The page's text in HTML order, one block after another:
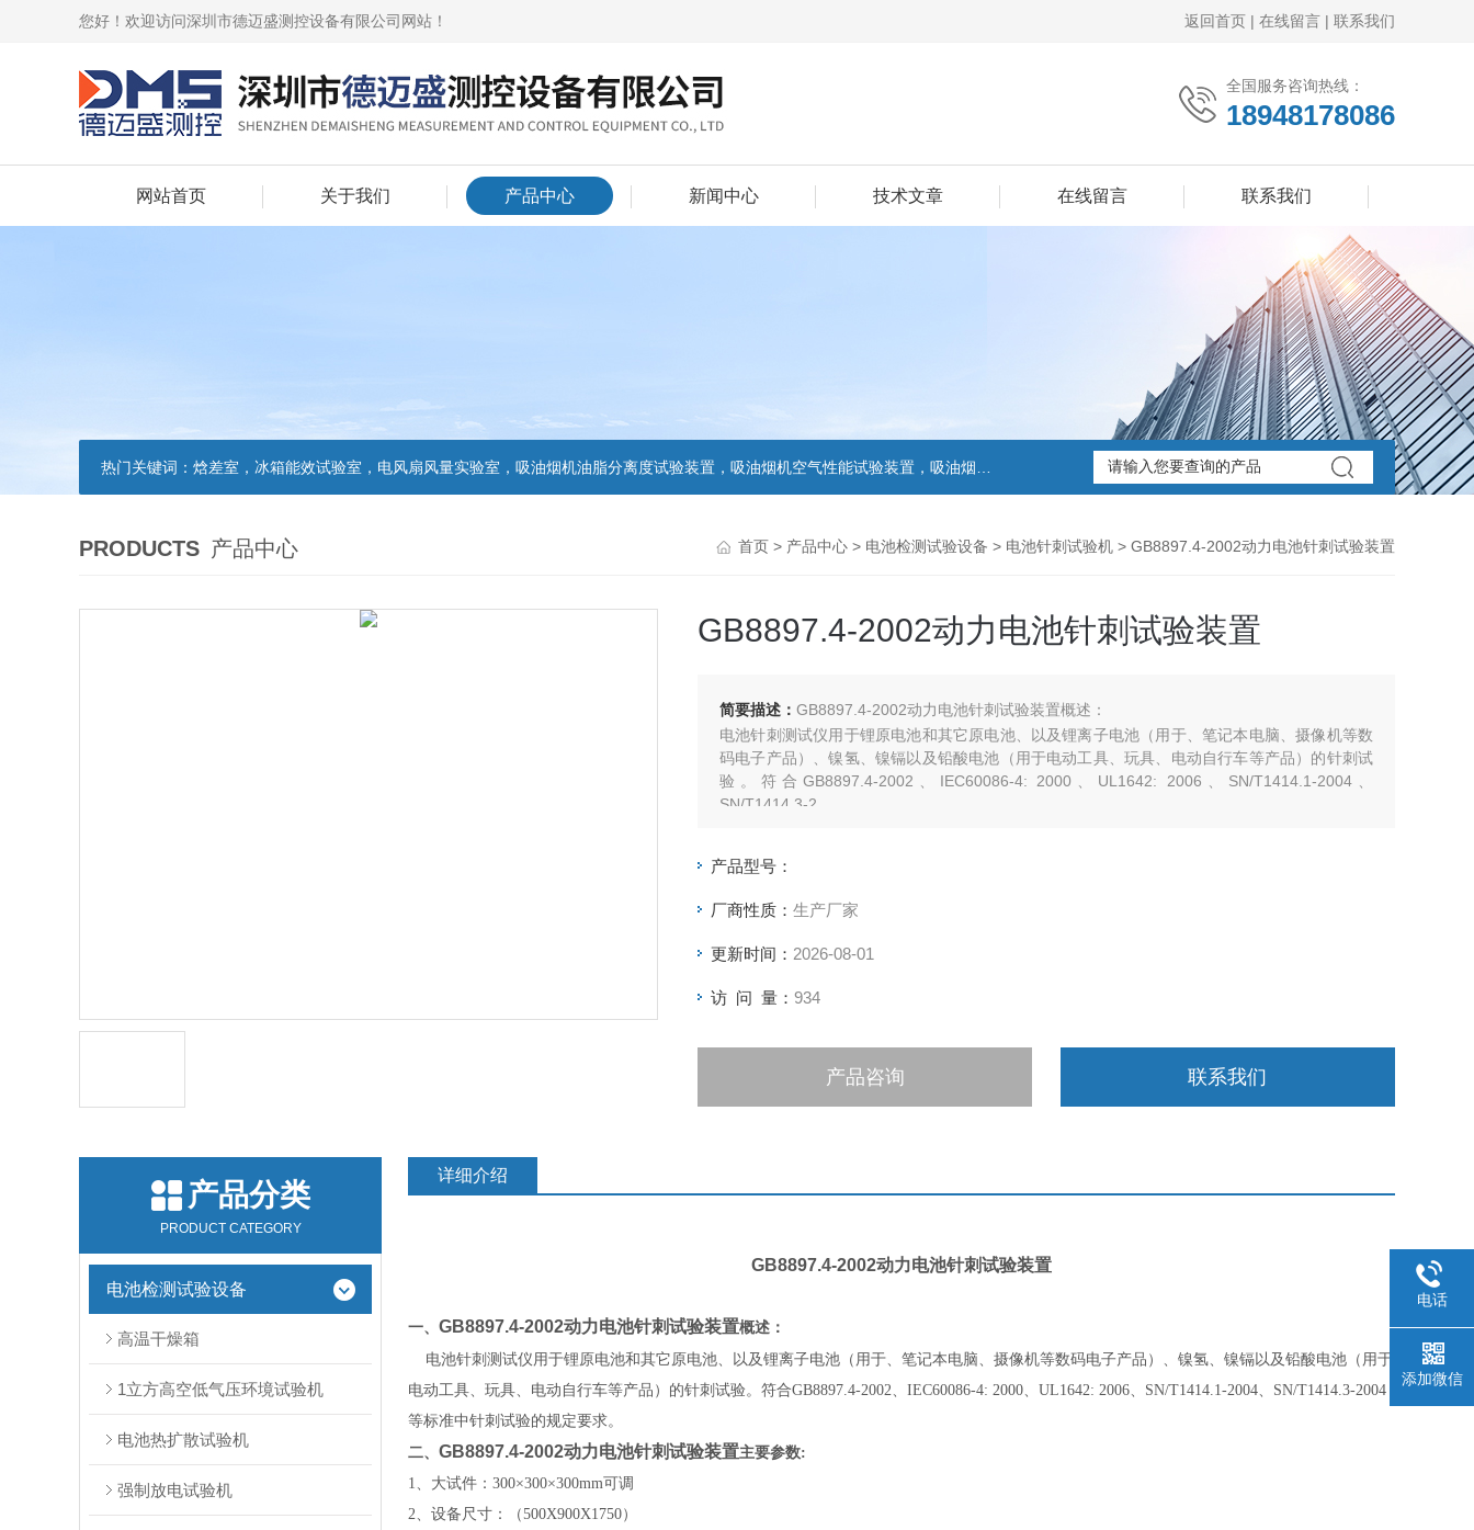
您好！欢迎访问深圳市德迈盛测控设备有限公司网站！ 返回首页 | 在线留言 | 联系我们
全国服务咨询热线：
18948178086
网站首页 关于我们 产品中心 新闻中心 技术文章 在线留言 联系我们
热门关键词： 焓差室，冰箱能效试验室，电风扇风量实验室，吸油烟机油脂分离度试验装置，吸油烟机空气性能试验装置，吸油烟机气味降低度试验装置，电池挤压试验机，电池短路试验机,电池重物冲击试验机,电池自由跌落试验机,电池燃烧试验机,电池洗涤试验机,电池挤压试验机
PRODUCTS 产品中心 首页 > 产品中心 > 电池检测试验设备 > 电池针刺试验机 > GB8897.4-2002动力电池针刺试验装置
GB8897.4-2002动力电池针刺试验装置
简要描述： GB8897.4-2002动力电池针刺试验装置概述：
电池针刺测试仪用于锂原电池和其它原电池、以及锂离子电池（用于、笔记本电脑、摄像机等数
码电子产品）、镍氢、镍镉以及铅酸电池（用于电动工具、玩具、电动自行车等产品）的针刺试
验。符合GB8897.4-2002、IEC60086-4: 2000、UL1642: 2006、SN/T1414.1-2004、
SN/T1414.3-2
产品型号：
厂商性质： 生产厂家
更新时间： 2026-08-01
访 问 量： 934
产品咨询 联系我们
产品分类
PRODUCT CATEGORY
电池检测试验设备
高温干燥箱
1立方高空低气压环境试验机
电池热扩散试验机
强制放电试验机
详细介绍
GB8897.4-2002动力电池针刺试验装置
一、 GB8897.4-2002动力电池针刺试验装置概述：
电池针刺 测试仪用于锂原电池和其它原电池、以及锂离子电池（用于、笔记本电脑、摄像机等数码电子产品）、镍氢、镍镉以及铅酸电池（用于
电动工具、玩具、电动自行车等产品）的针刺试验。符合GB8897.4-2002、IEC60086-4: 2000、UL1642: 2006、SN/T1414.1-2004、SN/T1414.3-2004
等标准中针刺试验的规定要求。
二、 GB8897.4-2002动力电池针刺试验装置主要参数:
1、大试件：300×300×300mm可调
2、设备尺寸：（500X900X1750）
电话
添加微信